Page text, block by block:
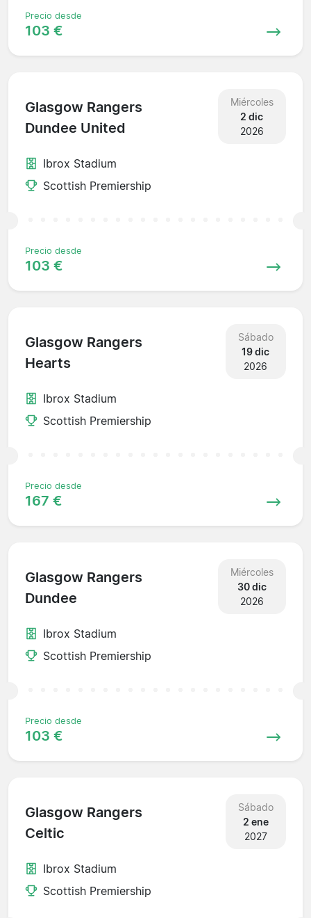
Precio desde
103 €
Glasgow Rangers
Dundee United
Miércoles
2 dic
2026
Ibrox Stadium
Scottish Premiership
Precio desde
103 €
Glasgow Rangers
Hearts
Sábado
19 dic
2026
Ibrox Stadium
Scottish Premiership
Precio desde
167 €
Glasgow Rangers
Dundee
Miércoles
30 dic
2026
Ibrox Stadium
Scottish Premiership
Precio desde
103 €
Glasgow Rangers
Celtic
Sábado
2 ene
2027
Ibrox Stadium
Scottish Premiership